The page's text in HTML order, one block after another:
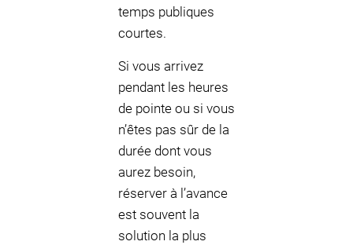
temps publiques
courtes.
Si vous arrivez
pendant les heures
de pointe ou si vous
n’êtes pas sûr de la
durée dont vous
aurez besoin,
réserver à l’avance
est souvent la
solution la plus